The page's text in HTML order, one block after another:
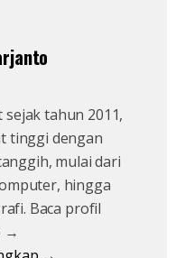
tahun 2011,
tinggi dengan
mulai dari
hingga
Baca profil
→